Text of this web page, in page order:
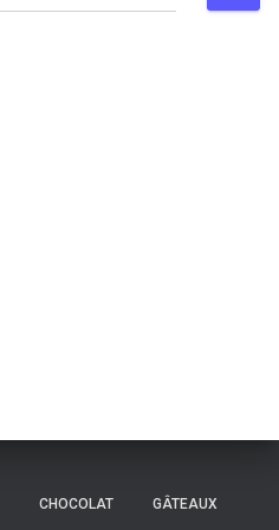
CHOCOLAT GÂTEAUX